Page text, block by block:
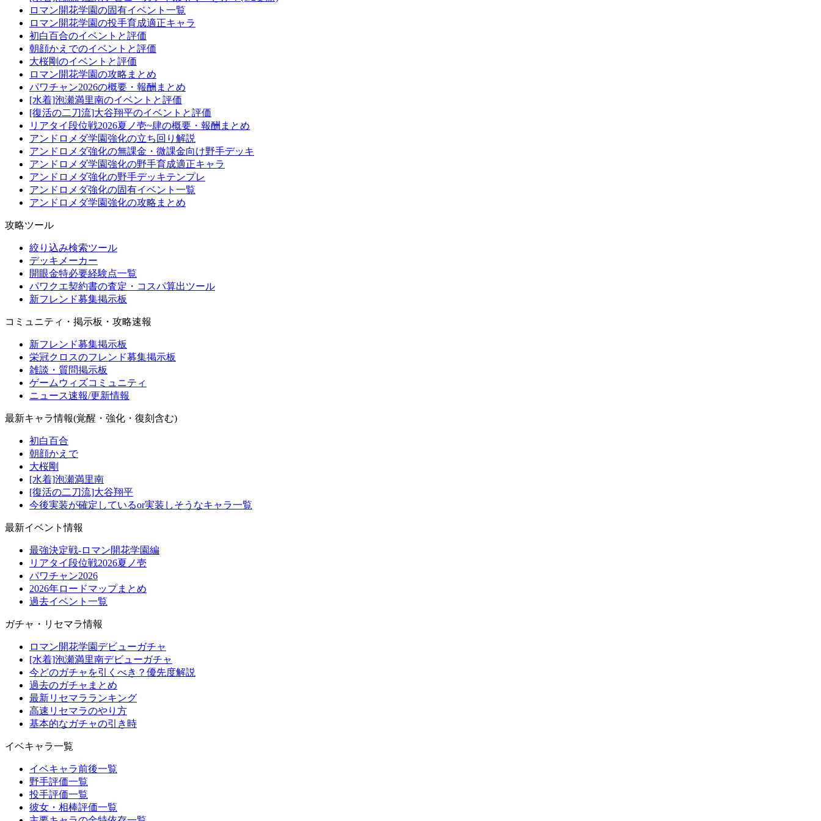
ロマン開花学園の固有イベント一覧
ロマン開花学園の投手育成適正キャラ
初白百合のイベントと評価
朝顔かえでのイベントと評価
大桜剛のイベントと評価
ロマン開花学園の攻略まとめ
パワチャン2026の概要・報酬まとめ
[水着]泡瀬満里南のイベントと評価
[復活の二刀流]大谷翔平のイベントと評価
リアタイ段位戦2026夏ノ壱~肆の概要・報酬まとめ
アンドロメダ学園強化の立ち回り解説
アンドロメダ強化の無課金・微課金向け野手デッキ
アンドロメダ学園強化の野手育成適正キャラ
アンドロメダ強化の野手デッキテンプレ
アンドロメダ強化の固有イベント一覧
アンドロメダ学園強化の攻略まとめ
攻略ツール
絞り込み検索ツール
デッキメーカー
開眼金特必要経験点一覧
パワクエ契約書の査定・コスパ算出ツール
新フレンド募集掲示板
コミュニティ・掲示板・攻略速報
新フレンド募集掲示板
栄冠クロスのフレンド募集掲示板
雑談・質問掲示板
ゲームウィズコミュニティ
ニュース速報/更新情報
最新キャラ情報(覚醒・強化・復刻含む)
初白百合
朝顔かえで
大桜剛
[水着]泡瀬満里南
[復活の二刀流]大谷翔平
今後実装が確定しているor実装しそうなキャラ一覧
最新イベント情報
最強決定戦-ロマン開花学園編
リアタイ段位戦2026夏ノ壱
パワチャン2026
2026年ロードマップまとめ
過去イベント一覧
ガチャ・リセマラ情報
ロマン開花学園デビューガチャ
[水着]泡瀬満里南デビューガチャ
今どのガチャを引くべき？優先度解説
過去のガチャまとめ
最新リセマラランキング
高速リセマラのやり方
基本的なガチャの引き時
イベキャラ一覧
イベキャラ前後一覧
野手評価一覧
投手評価一覧
彼女・相棒評価一覧